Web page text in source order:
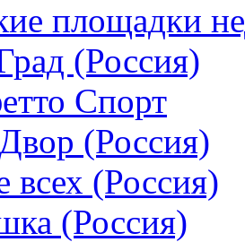
площадки
(Россия)
Спорт
(Россия)
(Россия)
(Россия)